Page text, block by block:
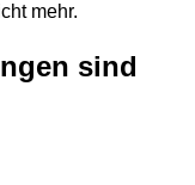
mehr.
sind